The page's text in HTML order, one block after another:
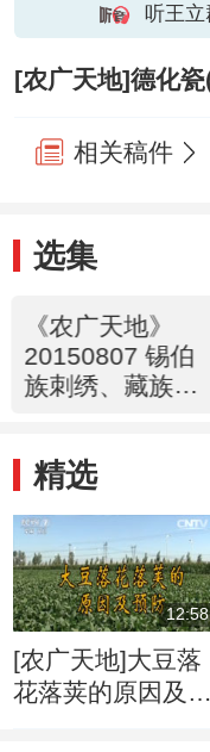
听王
[农广天地]德化
相关稿件
选集
《农广天地》
20150807 锡伯
族刺绣、藏族黑
精选
12:58
[农广天地]大豆落
花落荚的原因及预